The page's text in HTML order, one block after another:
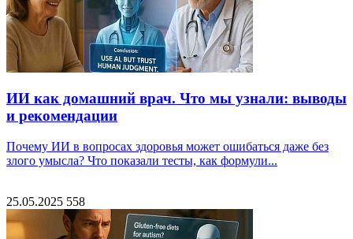
ИИ как домашний врач. Что мы узнали: выводы
и рекомендации
Почему ИИ в вопросах здоровья может ошибаться даже без
злого умысла? Что показали тесты, как формули...
25.05.2025 558